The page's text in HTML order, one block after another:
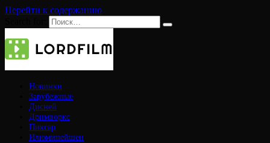
Перейти к содержанию
Новинки
Зарубежные
Дисней
Дримворкс
Пиксар
Илюминейшен